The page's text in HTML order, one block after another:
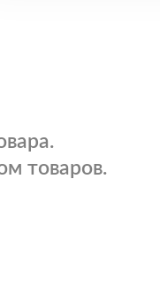
товаров.